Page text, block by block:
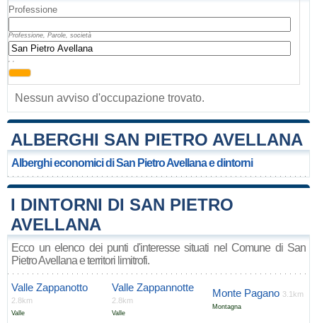
Professione
Professione, Parole, società
, ,
Nessun avviso d'occupazione trovato.
ALBERGHI SAN PIETRO AVELLANA
Alberghi economici di San Pietro Avellana e dintorni
I DINTORNI DI SAN PIETRO
AVELLANA
Ecco un elenco dei punti d'interesse situati nel Comune di San
Pietro Avellana e territori limitrofi.
Valle Zappanotto
2.8km
Valle
Valle Zappannotte
2.8km
Valle
Monte Pagano 3.1km
Montagna